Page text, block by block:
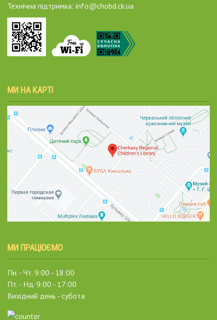
Технічна підтримка: info@chobd.ck.ua
МИ НА КАРТІ
МИ ПРАЦЮЄМО
Пн. - Чт. 9:00 - 18:00
Пт. - Нд. 9:00 - 17:00
Вихідний день - субота